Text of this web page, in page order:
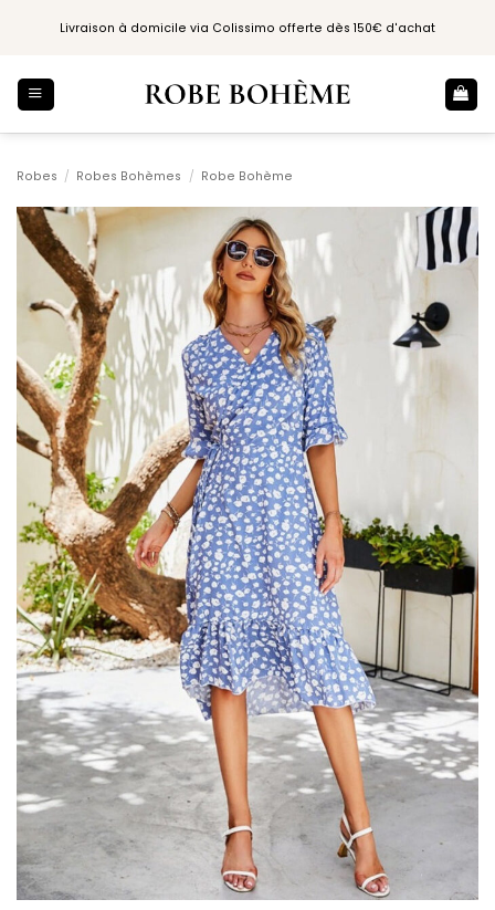
Livraison à domicile via Colissimo offerte dès 150€ d'achat
Robes / Robes Bohèmes / Robe Bohème